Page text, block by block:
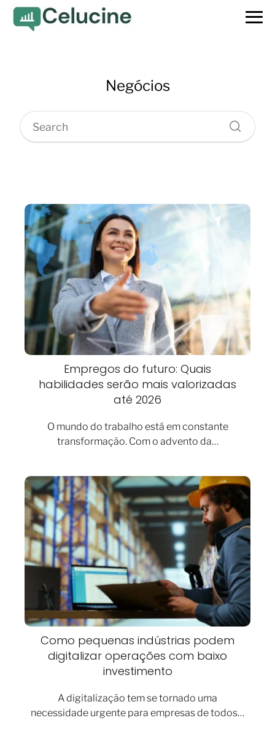
Negócios
Empregos do futuro: Quais
habilidades serão mais valorizadas
até 2026
O mundo do trabalho está em constante
transformação. Com o advento da…
Como pequenas indústrias podem
digitalizar operações com baixo
investimento
A digitalização tem se tornado uma
necessidade urgente para empresas de todos…